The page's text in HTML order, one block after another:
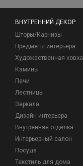
ВНУТРЕННИЙ ДЕКОР
Шторы/Карнизы
Предметы интерьера
Художественная ковка
Камины
Печи
Лестницы
Зеркала
Дизайн интерьера
Внутренняя отделка
Интерьерный салон
Посуда
Текстиль для дома